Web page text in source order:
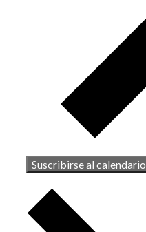
Suscribirse al calendario